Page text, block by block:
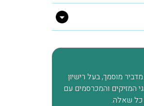
פשפשים בכל הבית עד
אליכם מהמלצה שקיבלנו
מטעמכם בדק וראה שיש
הוגן, יושרה, אין לי ספק
וכאשר אצטרך מדביר
מוסמך, בעל רישיון
סוגי המזיקים והמכרסמים עם
כל שאלה.